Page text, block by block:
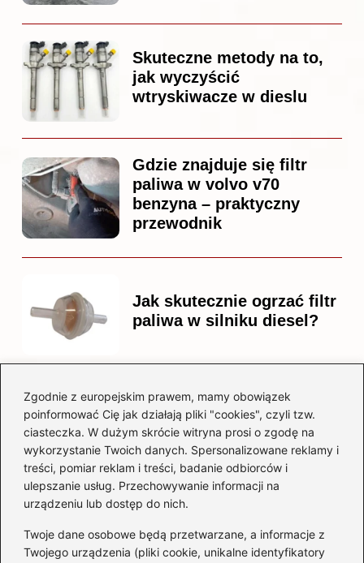
Zgodnie z europejskim prawem, mamy obowiązek
poinformować Cię jak działają pliki "cookies", czyli tzw.
ciasteczka. W dużym skrócie witryna prosi o zgodę na
wykorzystanie Twoich danych. Spersonalizowane reklamy i
treści, pomiar reklam i treści, badanie odbiorców i
ulepszanie usług. Przechowywanie informacji na
urządzeniu lub dostęp do nich.
Twoje dane osobowe będą przetwarzane, a informacje z
Twojego urządzenia (pliki cookie, unikalne identyfikatory
Skuteczne metody na to,
jak wyczyścić
wtryskiwacze w dieslu
Gdzie znajduje się filtr
paliwa w volvo v70
benzyna – praktyczny
przewodnik
Jak skutecznie ogrzać filtr
paliwa w silniku diesel?
Czy warto kupować
diesla? Przewodnik dla
przyszłych właścicieli
Kategorie
Akumulator(74)